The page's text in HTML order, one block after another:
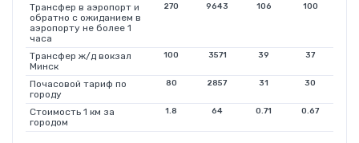
Трансфер в аэропорт и
обратно с ожиданием в
аэропорту не более 1
часа
270 9643 106 100
Трансфер ж/д вокзал
Минск
100 3571 39 37
Почасовой тариф по
городу
80 2857 31 30
Стоимость 1 км за
городом
1.8 64 0.71 0.67